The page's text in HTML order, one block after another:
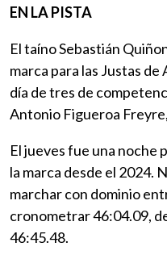
EN LA PISTA
El taíno Sebastián
marca para las Justas
día de tres de
Antonio Figueroa
El jueves fue una noche
la marca desde el 2024.
marchar con dominio
cronometrar 46:04.09,
46:45.48.